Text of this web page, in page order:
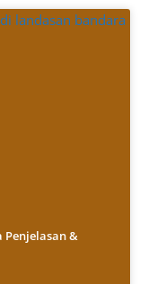
Penjelasan &